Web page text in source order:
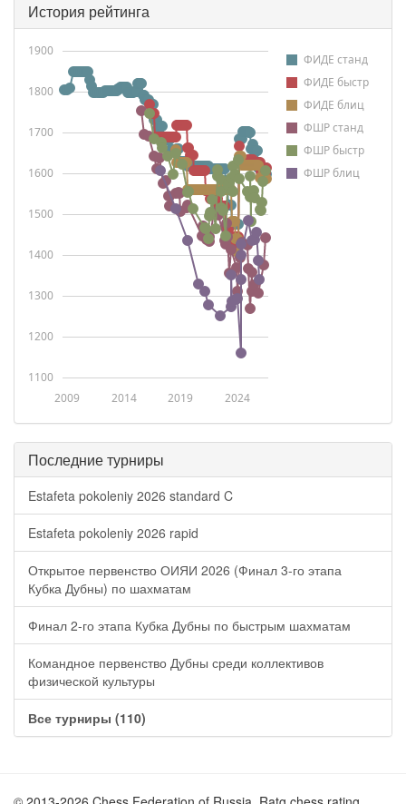
История рейтинга
ФИДЕ станд
ФИДЕ быстр
ФИДЕ блиц
ФШР станд
ФШР быстр
ФШР блиц
2009 2014 2019 2024
1100
1200
1300
1400
1500
1600
1700
1800
1900
Последние турниры
Estafeta pokoleniy 2026 standard C
Estafeta pokoleniy 2026 rapid
Открытое первенство ОИЯИ 2026 (Финал 3-го этапа
Кубка Дубны) по шахматам
Финал 2-го этапа Кубка Дубны по быстрым шахматам
Командное первенство Дубны среди коллективов
физической культуры
Все турниры (110)